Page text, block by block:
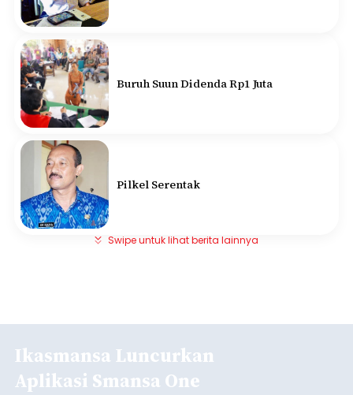
Buruh Suun Didenda Rp1 Juta
Pilkel Serentak
Swipe untuk lihat berita lainnya
Ikasmansa Luncurkan
Aplikasi Smansa One